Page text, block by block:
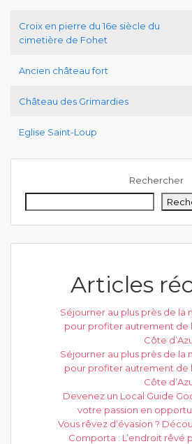
Croix en pierre du 16e siècle du
cimetière de Fohet
Ancien château fort
Château des Grimardies
Eglise Saint-Loup
Rechercher
Articles
Séjourner au plus près de la
pour profiter autrement de
Côte
Séjourner au plus près de la
pour profiter autrement de
Côte
Devenez un Local Guide
votre passion en
Vous rêvez d’évasion ?
Comporta : L’endroit rêvé